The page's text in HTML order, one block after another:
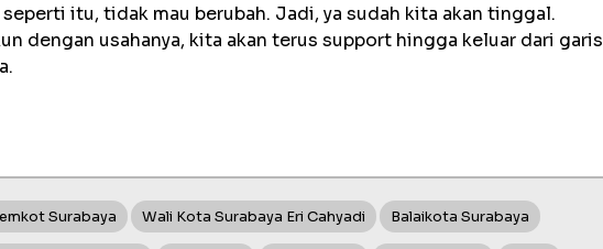
itu, tidak mau berubah. Jadi, ya sudah kita akan tinggal.
dengan usahanya, kita akan terus support hingga keluar dari garis
Surabaya Wali Kota Surabaya Eri Cahyadi Balaikota Surabaya